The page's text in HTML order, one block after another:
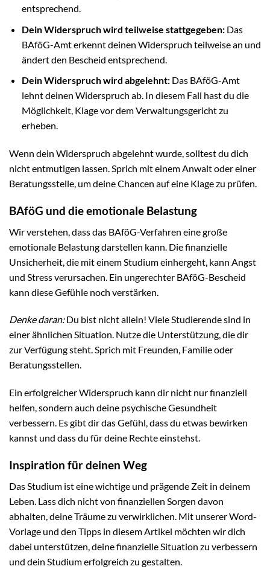
entsprechend.
Dein Widerspruch wird teilweise stattgegeben:Das
BAföG-Amt erkennt deinen Widerspruch teilweise an und
ändert den Bescheid entsprechend.
Dein Widerspruch wird abgelehnt:Das BAföG-Amt
lehnt deinen Widerspruch ab. In diesem Fall hast du die
Möglichkeit, Klage vor dem Verwaltungsgericht zu
erheben.
Wenn dein Widerspruch abgelehnt wurde, solltest du dich
nicht entmutigen lassen. Sprich mit einem Anwalt oder einer
Beratungsstelle, um deine Chancen auf eine Klage zu prüfen.
BAföG und die emotionale Belastung
Wir verstehen, dass das BAföG-Verfahren eine große
emotionale Belastung darstellen kann. Die finanzielle
Unsicherheit, die mit einem Studium einhergeht, kann Angst
und Stress verursachen. Ein ungerechter BAföG-Bescheid
kann diese Gefühle noch verstärken.
Denke daran:Du bist nicht allein! Viele Studierende sind in
einer ähnlichen Situation. Nutze die Unterstützung, die dir
zur Verfügung steht. Sprich mit Freunden, Familie oder
Beratungsstellen.
Ein erfolgreicher Widerspruch kann dir nicht nur finanziell
helfen, sondern auch deine psychische Gesundheit
verbessern. Es gibt dir das Gefühl, dass du etwas bewirken
kannst und dass du für deine Rechte einstehst.
Inspiration für deinen Weg
Das Studium ist eine wichtige und prägende Zeit in deinem
Leben. Lass dich nicht von finanziellen Sorgen davon
abhalten, deine Träume zu verwirklichen. Mit unserer Word-
Vorlage und den Tipps in diesem Artikel möchten wir dich
dabei unterstützen, deine finanzielle Situation zu verbessern
und dein Studium erfolgreich zu gestalten.